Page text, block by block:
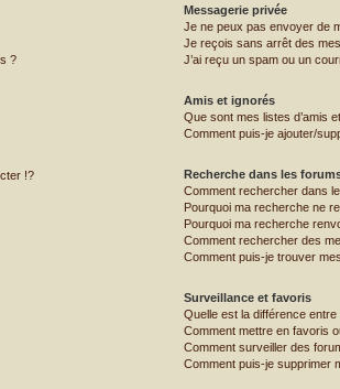
?
!?
Messagerie privée
Je ne peux pas envoyer de
Je reçois sans arrêt des
J’ai reçu un spam ou un
Amis et ignorés
Que sont mes listes d’amis
Comment puis-je ajouter/
Recherche dans les
Comment rechercher dans
Pourquoi ma recherche ne
Pourquoi ma recherche
Comment rechercher des
Comment puis-je trouver
Surveillance et favoris
Quelle est la différence
Comment mettre en favoris
Comment surveiller des
Comment puis-je supprimer